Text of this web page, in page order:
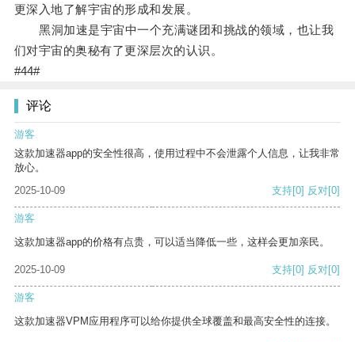
更深入地了解宇宙的形成和发展。
黑洞加速是宇宙中一个充满谜团和挑战的领域，也让我
们对宇宙的奥秘有了更深层次的认识。
#44#
评论
游客
这款加速器app的安全性很高，使用过程中不会泄露个人信息，让我非常
放心。
2025-10-09
支持[0] 反对[0]
游客
这款加速器app的价格有点贵，可以适当降低一些，这样会更加亲民。
2025-10-09 支持[0] 反对[0]
游客
这款加速器VPM应用程序可以给你提供全球覆盖和最高安全性的连接。